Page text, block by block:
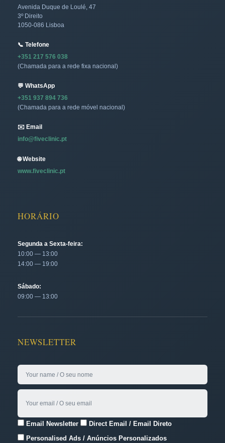
Avenida Duque de Loulé, 47
3º Direito
1050-086 Lisboa
📞 Telefone
+351 217 576 038
(Chamada para a rede fixa nacional)
💬 WhatsApp
+351 937 894 736
(Chamada para a rede móvel nacional)
✉️ Email
info@fiveclinic.pt
🌐 Website
www.fiveclinic.pt
HORÁRIO
Segunda a Sexta-feira:
10:00 — 13:00
14:00 — 19:00
Sábado:
09:00 — 13:00
NEWSLETTER
Email Newsletter
Direct Email / Email Direto
Personalised Ads / Anúncios Personalizados